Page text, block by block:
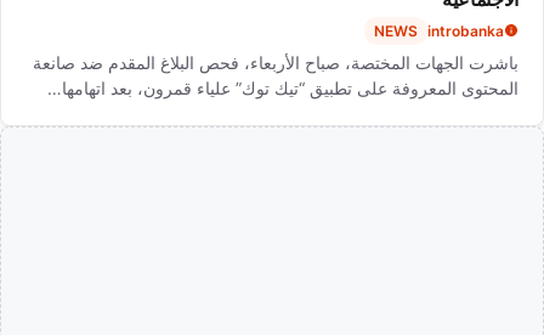
introbanka
NEWS
باشرت الجهات المختصة، صباح الأربعاء، فحص البلاغ المقدم ضد صانعة
المحتوى المعروفة على تطبيق “تيك توك” علياء قمرون، بعد اتهامها…